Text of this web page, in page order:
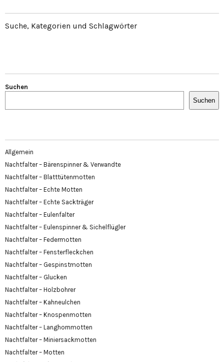
Suche, Kategorien und Schlagwörter
Suchen
Suchen
Allgemein
Nachtfalter – Bärenspinner & Verwandte
Nachtfalter – Blatttütenmotten
Nachtfalter – Echte Motten
Nachtfalter – Echte Sackträger
Nachtfalter – Eulenfalter
Nachtfalter – Eulenspinner & Sichelflügler
Nachtfalter – Federmotten
Nachtfalter – Fensterfleckchen
Nachtfalter – Gespinstmotten
Nachtfalter – Glucken
Nachtfalter – Holzbohrer
Nachtfalter – Kahneulchen
Nachtfalter – Knospenmotten
Nachtfalter – Langhornmotten
Nachtfalter – Miniersackmotten
Nachtfalter – Motten